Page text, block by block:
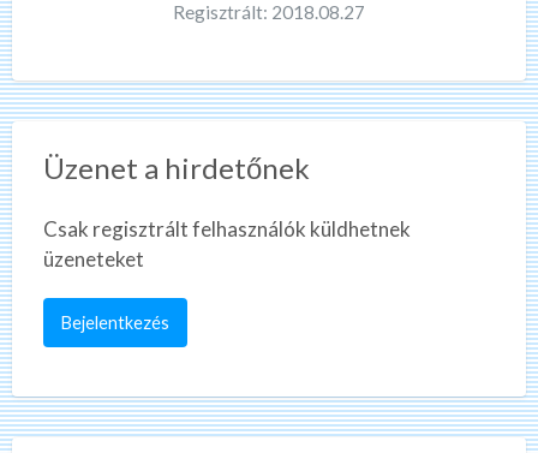
Regisztrált: 2018.08.27
Üzenet a hirdetőnek
Csak regisztrált felhasználók küldhetnek
üzeneteket
Bejelentkezés